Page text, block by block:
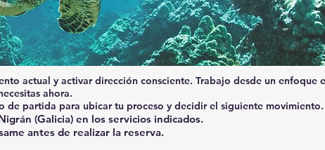
actual y activar dirección consciente. Trabajo desde un enfoque
ahora.
de partida para ubicar tu proceso y decidir el siguiente movimiento.
(Galicia) en los servicios indicados.
antes de realizar la reserva.